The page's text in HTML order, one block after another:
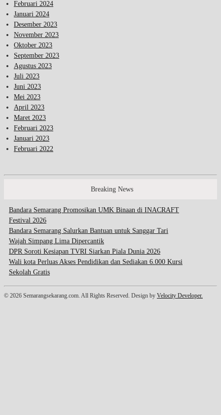
Februari 2024
Januari 2024
Desember 2023
November 2023
Oktober 2023
September 2023
Agustus 2023
Juli 2023
Juni 2023
Mei 2023
April 2023
Maret 2023
Februari 2023
Januari 2023
Februari 2022
Breaking News
Bandara Semarang Promosikan UMK Binaan di INACRAFT
Festival 2026
Bandara Semarang Salurkan Bantuan untuk Sanggar Tari
Wajah Simpang Lima Dipercantik
DPR Soroti Kesiapan TVRI Siarkan Piala Dunia 2026
Wali kota Perluas Akses Pendidikan dan Sediakan 6.000 Kursi
Sekolah Gratis
© 2026 Semarangsekarang.com. All Rights Reserved. Design by Velocity Developer.